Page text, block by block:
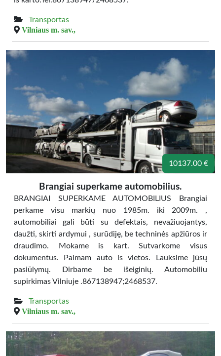
Transportas
Vilniaus m. sav.,
10137.00 €
Brangiai superkame automobilius.
BRANGIAI SUPERKAME AUTOMOBILIUS Brangiai
perkame visu markių nuo 1985m. iki 2009m. ,
automobiliai gali būti su defektais, nevažiuojantys,
daužti, skirti ardymui , surūdiję, be techninės apžiūros ir
draudimo. Mokame is kart. Sutvarkome visus
dokumentus. Paimam auto is vietos. Lauksime jūsų
pasiūlymų. Dirbame be išeiginių. Automobiliu
supirkimas Vilniuje .867138947;2468537.
Transportas
Vilniaus m. sav.,